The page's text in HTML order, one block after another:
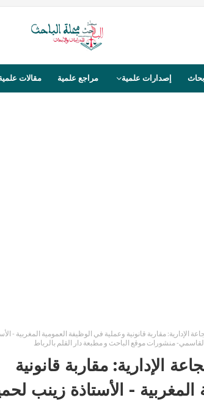
إصدارات علمية مراجع علمية مقالات
الإدارية: مقاربة قانونية وعملية في الوظيفة العمومية المغربية -
الإدارية: مقاربة قانونية
- الأستاذة زينب